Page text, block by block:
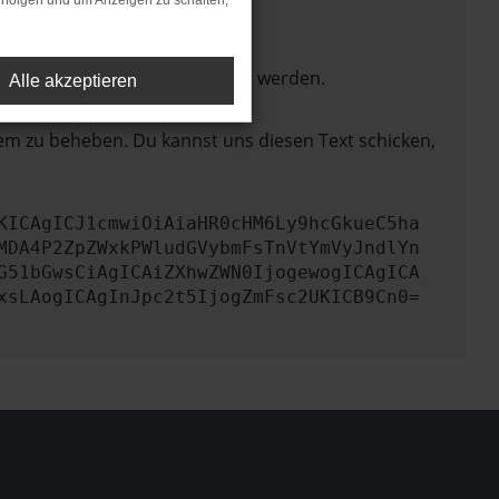
nicht mehr unterstützt werden.
zu beheben. Du kannst uns diesen Text schicken,
Alle akzeptieren